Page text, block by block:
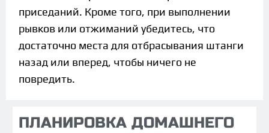
приседаний. Кроме того, при выполнении
рывков или отжиманий убедитесь, что
достаточно места для отбрасывания штанги
назад или вперед, чтобы ничего не
повредить.
ПЛАНИРОВКА ДОМАШНЕГО